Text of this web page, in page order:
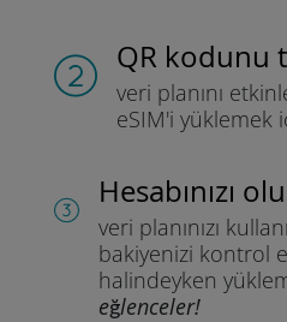
QR kodunu
veri planını
eSIM'i yüklemek
Hesabınızı
veri planınızı
bakiyenizi kontrol
halindeyken
eğlenceler!